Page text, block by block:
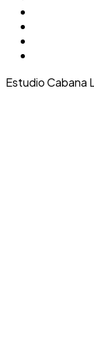
Estudio Cabana